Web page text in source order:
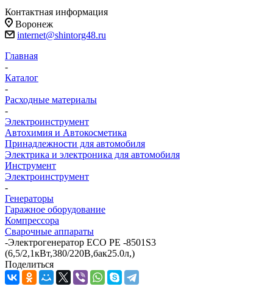
Контактная информация
Воронеж
internet@shintorg48.ru
Главная
-
Каталог
-
Расходные материалы
-
Электроинструмент
Автохимия и Автокосметика
Принадлежности для автомобиля
Электрика и электроника для автомобиля
Инструмент
Электроинструмент
-
Генераторы
Гаражное оборудование
Компрессора
Сварочные аппараты
-Электрогенератор ECO PE -8501S3
(6,5/2,1кВт,380/220В,бак25.0л,)
Поделиться